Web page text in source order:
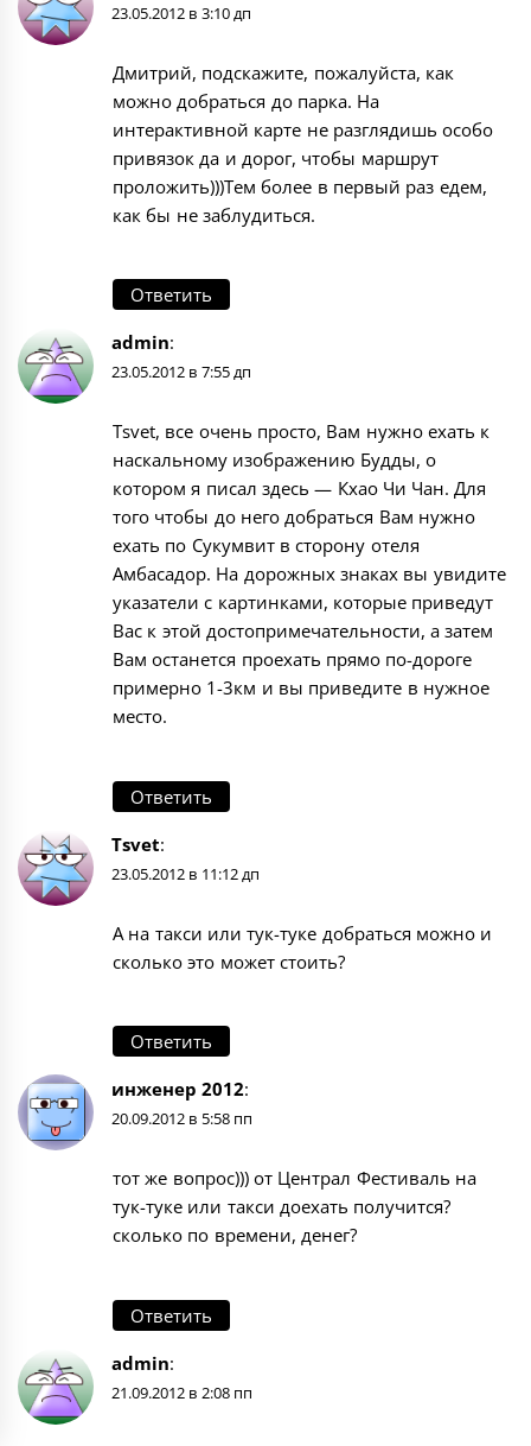
23.05.2012 в 3:10 дп
Дмитрий, подскажите, пожалуйста, как
можно добраться до парка. На
интерактивной карте не разглядишь особо
привязок да и дорог, чтобы маршрут
проложить)))Тем более в первый раз едем,
как бы не заблудиться.
Ответить
admin:
23.05.2012 в 7:55 дп
Tsvet, все очень просто, Вам нужно ехать к
наскальному изображению Будды, о
котором я писал здесь — Кхао Чи Чан. Для
того чтобы до него добраться Вам нужно
ехать по Сукумвит в сторону отеля
Амбасадор. На дорожных знаках вы увидите
указатели с картинками, которые приведут
Вас к этой достопримечательности, а затем
Вам останется проехать прямо по-дороге
примерно 1-3км и вы приведите в нужное
место.
Ответить
Tsvet:
23.05.2012 в 11:12 дп
А на такси или тук-туке добраться можно и
сколько это может стоить?
Ответить
инженер 2012:
20.09.2012 в 5:58 пп
тот же вопрос))) от Централ Фестиваль на
тук-туке или такси доехать получится?
сколько по времени, денег?
Ответить
admin:
21.09.2012 в 2:08 пп